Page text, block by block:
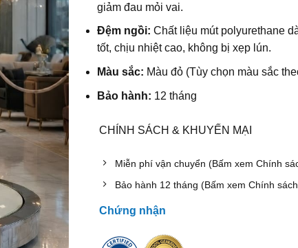
giảm đau mỏi vai.
Đệm ngồi: Chất liệu mút polyurethane
tốt, chịu nhiệt cao, không bị xẹp lún.
Màu sắc: Màu đỏ (Tùy chọn màu sắc
Bảo hành: 12 tháng
CHÍNH SÁCH & KHUYẾN MẠI
Miễn phí vận chuyển (Bấm xem Chính
Bảo hành 12 tháng (Bấm xem Chính
Chứng nhận